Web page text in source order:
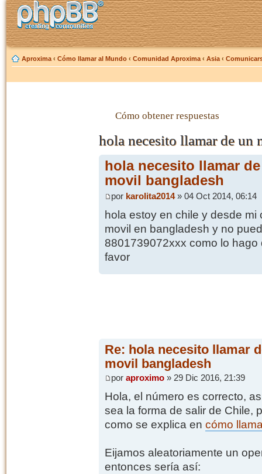
Aproxima ‹ Cómo llamar al Mundo ‹ Comunidad Aproxima ‹ Asia ‹
Cómo obtener respuestas
hola necesito llamar de un
hola necesito llamar
movil bangladesh
por karolita2014» 04 Oct 2014, 06:14
hola estoy en chile y desde
movil en bangladesh y no
8801739072xxx como lo
favor
Re: hola necesito llamar
movil bangladesh
por aproximo» 29 Dic 2016, 21:39
Hola, el número es correcto,
sea la forma de salir de Chile,
como se explica en cómo
Eijamos aleatoriamente un
entonces sería así: